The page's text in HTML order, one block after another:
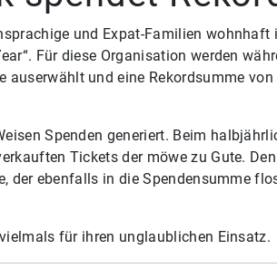
und Expat-Familien
Für diese Organisation werden
und eine Rekordsumme
Spenden generiert. Beim
Tickets der möwe zu Gute.
der ebenfalls in die Spendensumme
für ihren unglaublichen Einsatz.